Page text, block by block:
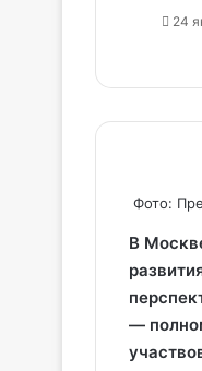
24
Фото:
В
—